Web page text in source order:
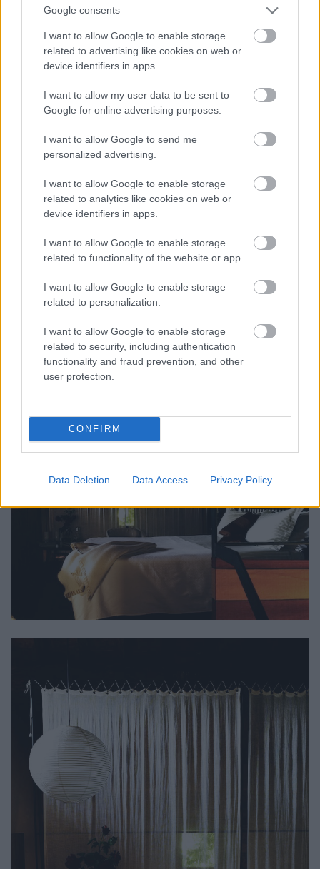
Google consents
I want to allow Google to enable storage
related to advertising like cookies on web or
device identifiers in apps.
I want to allow my user data to be sent to
Google for online advertising purposes.
I want to allow Google to send me
personalized advertising.
I want to allow Google to enable storage
related to analytics like cookies on web or
device identifiers in apps.
I want to allow Google to enable storage
related to functionality of the website or app.
I want to allow Google to enable storage
related to personalization.
I want to allow Google to enable storage
related to security, including authentication
functionality and fraud prevention, and other
user protection.
CONFIRM
Data Deletion Data Access Privacy Policy